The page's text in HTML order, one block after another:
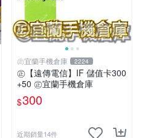
㊣宜蘭手機倉庫 2224
㊣【遠傳電信】IF 儲值卡300
+50 ㊣宜蘭手機倉庫
$300
近期銷量14件